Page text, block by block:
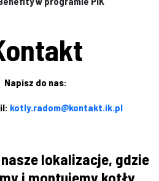
Napisz do nas:
kotly.radom@kontakt.ik.pl
lokalizacje, gdzie
i montujemy kotły